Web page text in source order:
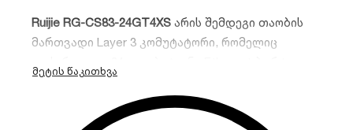
Ruijie RG-CS83-24GT4XS არის შემდეგი თაობის
მართვადი Layer 3 კომუტატორი, რომელიც
და 4 მაღალსიჩქარიანი 10G SFP+ სლოტით. იგი
იდეალური გადაწყვეტილებაა კორპორატიული
ქსელების აგრეგაციისთვის ან მცირე მონაცემთა